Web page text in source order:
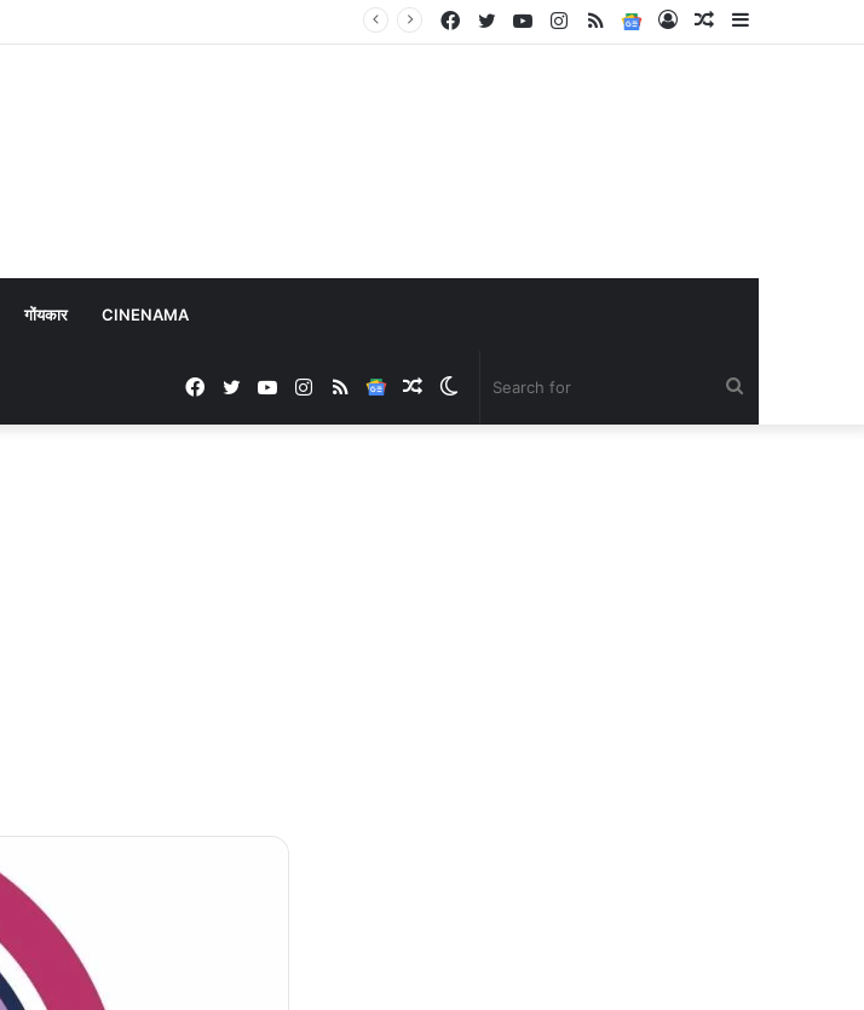
Sidebar
Random
Log
Google
RSS
Instagram
YouTube
Twitter
Facebook
गोंयकार CINENAMA
Switch
Random
Google
RSS
Instagram
YouTube
Twitter
Facebook